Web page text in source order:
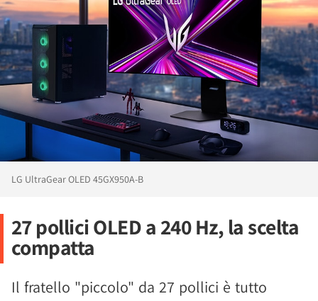
LG UltraGear OLED 45GX950A-B
27 pollici OLED a 240 Hz, la scelta
compatta
Il fratello "piccolo" da 27 pollici è tutto